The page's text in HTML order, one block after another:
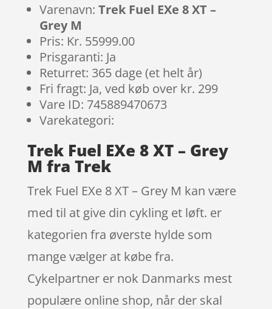
Varenavn: Trek Fuel EXe 8 XT –
Grey M
Pris: Kr. 55999.00
Prisgaranti: Ja
Returret: 365 dage (et helt år)
Fri fragt: Ja, ved køb over kr. 299
Vare ID: 745889470673
Varekategori:
Trek Fuel EXe 8 XT – Grey
M fra Trek
Trek Fuel EXe 8 XT – Grey M kan være
med til at give din cykling et løft. er
kategorien fra øverste hylde som
mange vælger at købe fra.
Cykelpartner er nok Danmarks mest
populære online shop, når der skal